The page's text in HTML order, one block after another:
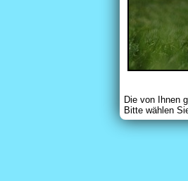
Die von Ihnen
Bitte wählen